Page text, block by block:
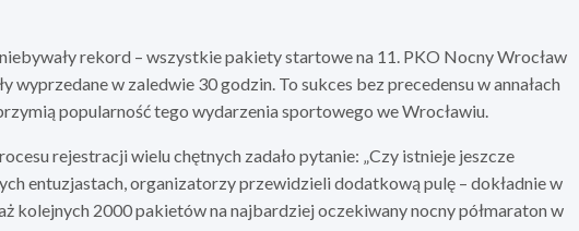
rekord – wszystkie pakiety startowe na 11. PKO Nocny Wrocław
wyprzedane w zaledwie 30 godzin. To sukces bez precedensu w annałach
popularność tego wydarzenia sportowego we Wrocławiu.
rejestracji wielu chętnych zadało pytanie: „Czy istnieje jeszcze
entuzjastach, organizatorzy przewidzieli dodatkową pulę – dokładnie w
kolejnych 2000 pakietów na najbardziej oczekiwany nocny półmaraton w